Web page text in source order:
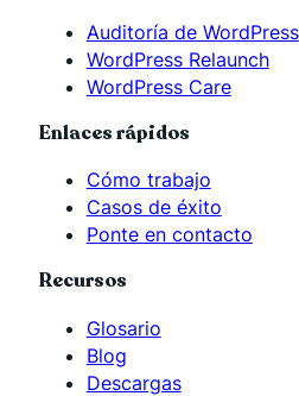
Auditoría de WordPress
WordPress Relaunch
WordPress Care
Enlaces rápidos
Cómo trabajo
Casos de éxito
Ponte en contacto
Recursos
Glosario
Blog
Descargas